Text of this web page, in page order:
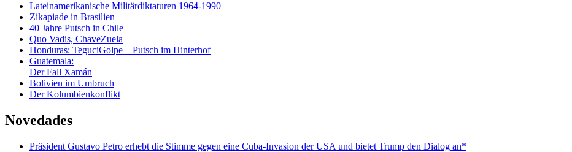
Lateinamerikanische Militärdiktaturen 1964-1990
Zikapiade in Brasilien
40 Jahre Putsch in Chile
Quo Vadis, ChaveZuela
Honduras: TeguciGolpe – Putsch im Hinterhof
Guatemala:
Der Fall Xamán
Bolivien im Umbruch
Der Kolumbienkonflikt
Novedades
Präsident Gustavo Petro erhebt die Stimme gegen eine Cuba-Invasion der USA und bietet Trump den Dialog an*